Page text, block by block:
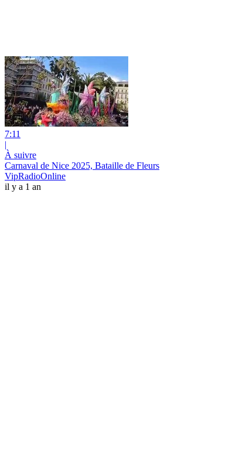
7:11
|
À suivre
Carnaval de Nice 2025, Bataille de Fleurs
VipRadioOnline
il y a 1 an